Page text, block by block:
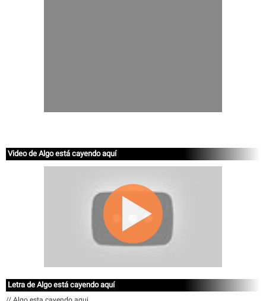
Video de Algo está cayendo aquí
Letra de Algo está cayendo aquí